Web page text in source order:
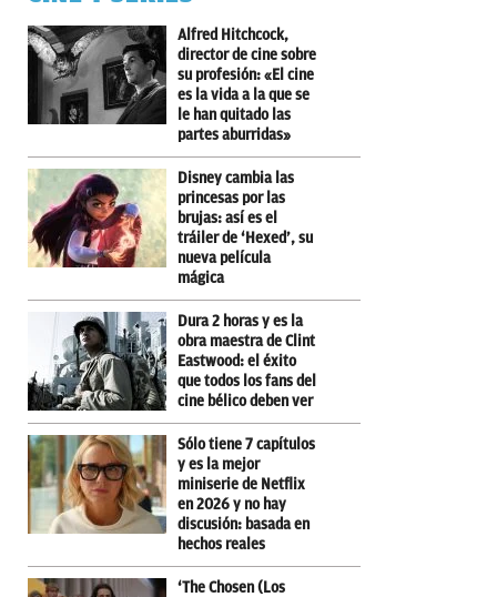
Alfred Hitchcock,
director de cine sobre
su profesión: «El cine
es la vida a la que se
le han quitado las
partes aburridas»
Disney cambia las
princesas por las
brujas: así es el
tráiler de ‘Hexed’, su
nueva película
mágica
Dura 2 horas y es la
obra maestra de Clint
Eastwood: el éxito
que todos los fans del
cine bélico deben ver
Sólo tiene 7 capítulos
y es la mejor
miniserie de Netflix
en 2026 y no hay
discusión: basada en
hechos reales
‘The Chosen (Los